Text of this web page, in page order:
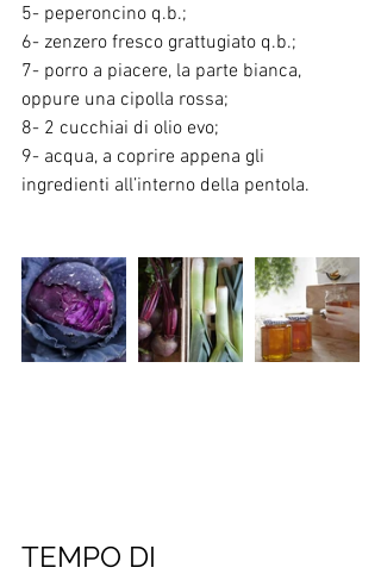
5- peperoncino q.b.;
6- zenzero fresco grattugiato q.b.;
7- porro a piacere, la parte bianca,
oppure una cipolla rossa;
8- 2 cucchiai di olio evo;
9- acqua, a coprire appena gli
ingredienti all’interno della pentola.
TEMPO DI